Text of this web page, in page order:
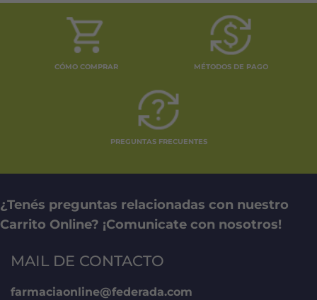
CÓMO COMPRAR MÉTODOS DE PAGO
PREGUNTAS FRECUENTES
¿Tenés preguntas relacionadas con nuestro
Carrito Online? ¡Comunicate con nosotros!
MAIL DE CONTACTO
farmaciaonline@federada.com